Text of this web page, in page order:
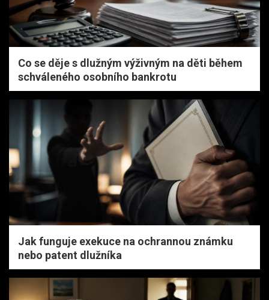
Co se děje s dlužným výživným na děti během
schváleného osobního bankrotu
Jak funguje exekuce na ochrannou známku
nebo patent dlužníka